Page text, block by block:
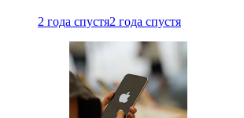
2 года спустя2 года спустя